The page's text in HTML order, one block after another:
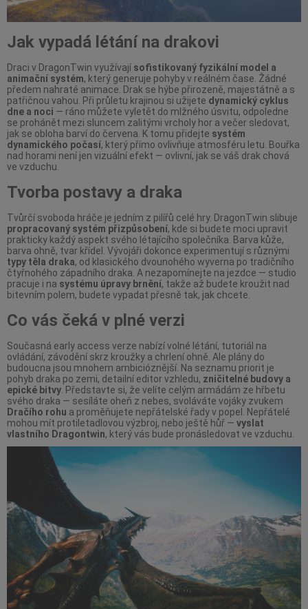
Jak vypadá létání na drakovi
Draci v DragonTwin využívají sofistikovaný fyzikální model a
animační systém, který generuje pohyby v reálném čase. Žádné
předem nahraté animace. Drak se hýbe přirozeně, majestátně a s
patřičnou vahou. Při průletu krajinou si užijete dynamický cyklus
dne a noci — ráno můžete vyletět do mlžného úsvitu, odpoledne
se prohánět mezi sluncem zalitými vrcholy hor a večer sledovat,
jak se obloha barví do červena. K tomu přidejte systém
dynamického počasí, který přímo ovlivňuje atmosféru letu. Bouřka
nad horami není jen vizuální efekt — ovlivní, jak se váš drak chová
ve vzduchu.
Tvorba postavy a draka
Tvůrčí svoboda hráče je jedním z pilířů celé hry. DragonTwin slibuje
propracovaný systém přizpůsobení, kde si budete moci upravit
prakticky každý aspekt svého létajícího společníka. Barva kůže,
barva ohně, tvar křídel. Vývojáři dokonce experimentují s různými
typy těla draka, od klasického dvounohého wyverna po tradičního
čtyřnohého západního draka. A nezapomínejte na jezdce — studio
pracuje i na systému úpravy brnění, takže až budete kroužit nad
bitevním polem, budete vypadat přesně tak, jak chcete.
Co vás čeká v plné verzi
Současná early access verze nabízí volné létání, tutoriál na
ovládání, závodění skrz kroužky a chrlení ohně. Ale plány do
budoucna jsou mnohem ambicióznější. Na seznamu priorit je
pohyb draka po zemi, detailní editor vzhledu, zničitelné budovy a
epické bitvy . Představte si, že velíte celým armádám ze hřbetu
svého draka — sesíláte oheň z nebes, svoláváte vojáky zvukem
Dračího rohu a proměňujete nepřátelské řady v popel. Nepřátelé
mohou mít protiletadlovou výzbroj, nebo ještě hůř — vyslat
vlastního Dragontwin, který vás bude pronásledovat ve vzduchu.